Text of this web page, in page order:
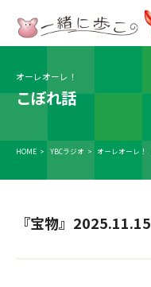
ラジオ
Radio
オーレオーレ！
こぼれ話
HOME > YBCラジオ > オーレオーレ！
『宝物』2025.11.15